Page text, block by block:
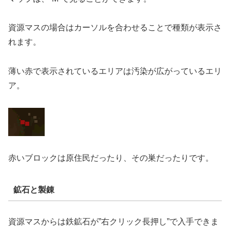
資源マスの場合はカーソルを合わせることで種類が表示さ
れます。
薄い赤で表示されているエリアは汚染が広がっているエリ
ア。
赤いブロックは原住民だったり、その巣だったりです。
鉱石と製錬
資源マスからは鉄鉱石が”右クリック長押し”で入手できま